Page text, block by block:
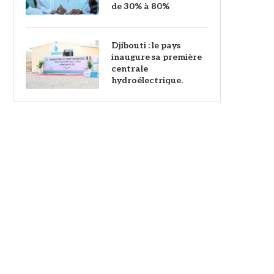
de 30% à 80%
Djibouti : le pays
inaugure sa première
centrale
hydroélectrique.